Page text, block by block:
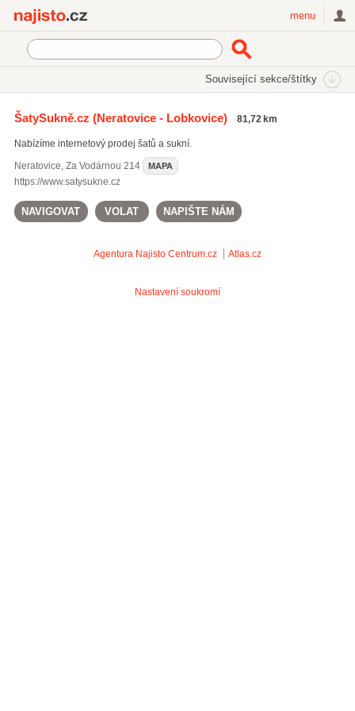
menu
Související sekce/štítky
Najisto.cz
dámské letní šaty(836)
originální oblečení(6)
ŠatySukně.cz (Neratovice - Lobkovice) 81,72 km
Nabízíme internetový prodej šatů a sukní.
Neratovice, Za Vodárnou 214 MAPA
https://www.satysukne.cz
NAVIGOVAT VOLAT NAPIŠTE NÁM
Agentura Najisto Centrum.cz Atlas.cz
Nastavení soukromí